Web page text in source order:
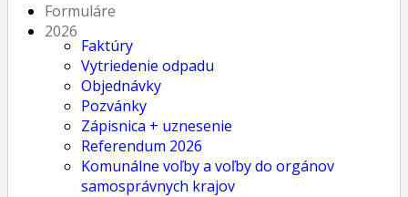
Formuláre
2026
Faktúry
Vytriedenie odpadu
Objednávky
Pozvánky
Zápisnica + uznesenie
Referendum 2026
Komunálne voľby a voľby do orgánov
samosprávnych krajov